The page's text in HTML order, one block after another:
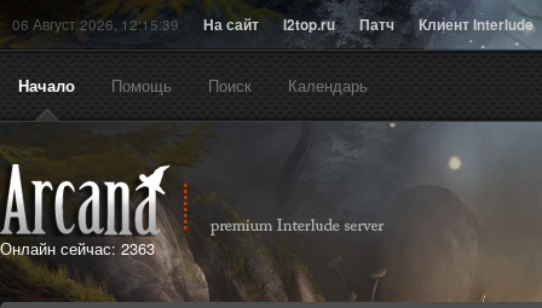
06 Август 2026, 12:15:39 На сайт l2top.ru Патч Клиент Interlude
Начало Помощь Поиск Календарь
Онлайн сейчас: 2363